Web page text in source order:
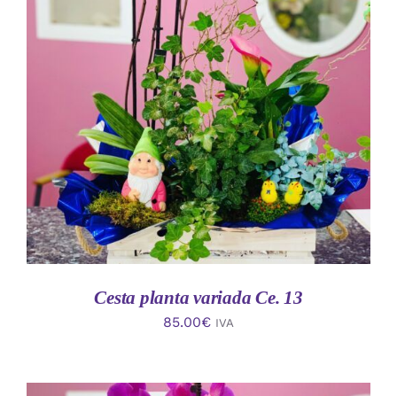
AÑADIR AL CARRITO
/
DETALLES
Cesta planta variada Ce. 13
85.00€ IVA